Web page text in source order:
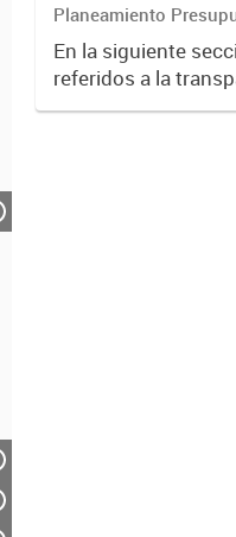
Planeamiento
En la siguiente
referidos a la
año 2024.